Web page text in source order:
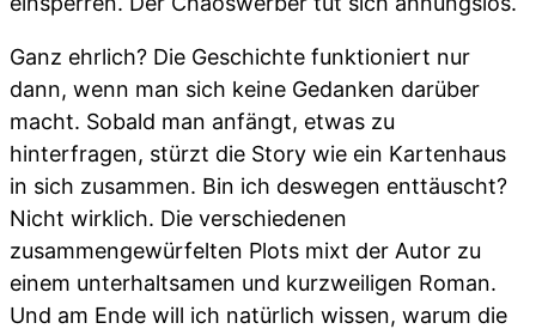
Ganz ehrlich? Die Geschichte funktioniert nur
dann, wenn man sich keine Gedanken darüber
macht. Sobald man anfängt, etwas zu
hinterfragen, stürzt die Story wie ein Kartenhaus
in sich zusammen. Bin ich deswegen enttäuscht?
Nicht wirklich. Die verschiedenen
zusammengewürfelten Plots mixt der Autor zu
einem unterhaltsamen und kurzweiligen Roman.
Und am Ende will ich natürlich wissen, warum die